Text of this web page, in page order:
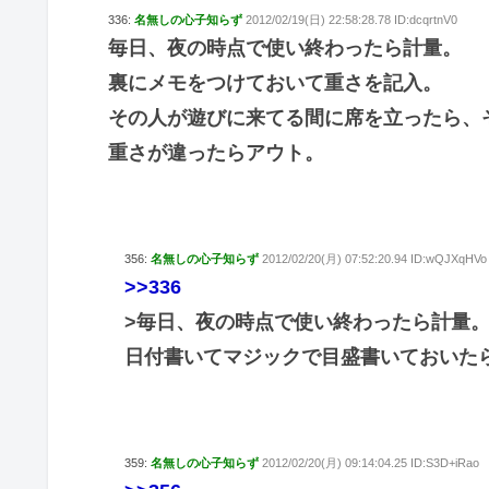
336: 名無しの心子知らず 2012/02/19(日) 22:58:28.78 ID:dcqrtnV0
毎日、夜の時点で使い終わったら計量。
裏にメモをつけておいて重さを記入。
その人が遊びに来てる間に席を立ったら、
重さが違ったらアウト。
356: 名無しの心子知らず 2012/02/20(月) 07:52:20.94 ID:wQJXqHVo
>>336
>毎日、夜の時点で使い終わったら計量。
日付書いてマジックで目盛書いておいた
359: 名無しの心子知らず 2012/02/20(月) 09:14:04.25 ID:S3D+iRao